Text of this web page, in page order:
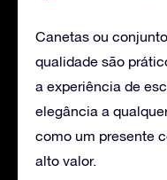
Canetas ou
qualidade são
a experiência de
elegância a
como um presente
alto valor.